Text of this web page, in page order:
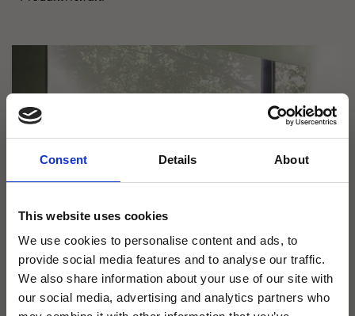
Consent Details About
This website uses cookies
We use cookies to personalise content and ads, to
provide social media features and to analyse our traffic.
We also share information about your use of our site with
our social media, advertising and analytics partners who